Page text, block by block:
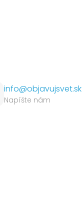
info@objavujsvet.sk
Napíšte nám